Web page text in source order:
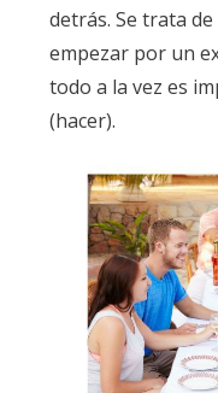
detrás. Se trata
empezar por un
todo a la vez es
(hacer).